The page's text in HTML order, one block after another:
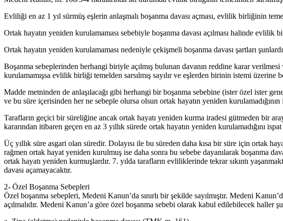
Evliliği en az 1 yıl sürmüş eşlerin anlaşmalı boşanma davası açması, evlilik birliğinin
Ortak hayatın yeniden kurulamaması sebebiyle boşanma davası açılması halinde
Ortak hayatın yeniden kurulamaması nedeniyle çekişmeli boşanma davası şartları
Boşanma sebeplerinden herhangi biriyle açılmış bulunan davanın reddine karar
kurulamamışsa evlilik birliği temelden sarsılmış sayılır ve eşlerden birinin istemi
Madde metninden de anlaşılacağı gibi herhangi bir boşanma sebebine (ister özel ister
ve bu süre içerisinden her ne sebeple olursa olsun ortak hayatın yeniden
Tarafların geçici bir süreliğine ancak ortak hayatı yeniden kurma iradesi gütmeden bir
kararından itibaren geçen en az 3 yıllık sürede ortak hayatın yeniden kurulamadığını
Üç yıllık süre asgari olan süredir. Dolayısı ile bu süreden daha kısa bir süre için ortak
rağmen ortak hayat yeniden kurulmuş ise daha sonra bu sebebe dayanılarak boşanma
ortak hayatı yeniden kurmuşlardır. 7. yılda tarafların evliliklerinde tekrar sıkıntı
davası açamayacaktır.
2- Özel Boşanma Sebepleri
Özel boşanma sebepleri, Medeni Kanun’da sınırlı bir şekilde sayılmıştır. Medeni
açılmalıdır. Medeni Kanun’a göre özel boşanma sebebi olarak kabul edilebilecek haller